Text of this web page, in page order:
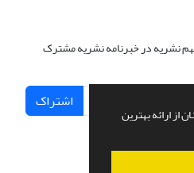
از ارائه بهترین
نشریه در خبرنامه نشریه مشترک
اشتراک